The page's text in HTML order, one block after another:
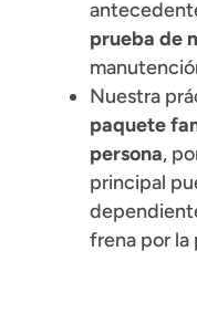
prueba de
Nuestra
paquete
persona,
principal
frena por la